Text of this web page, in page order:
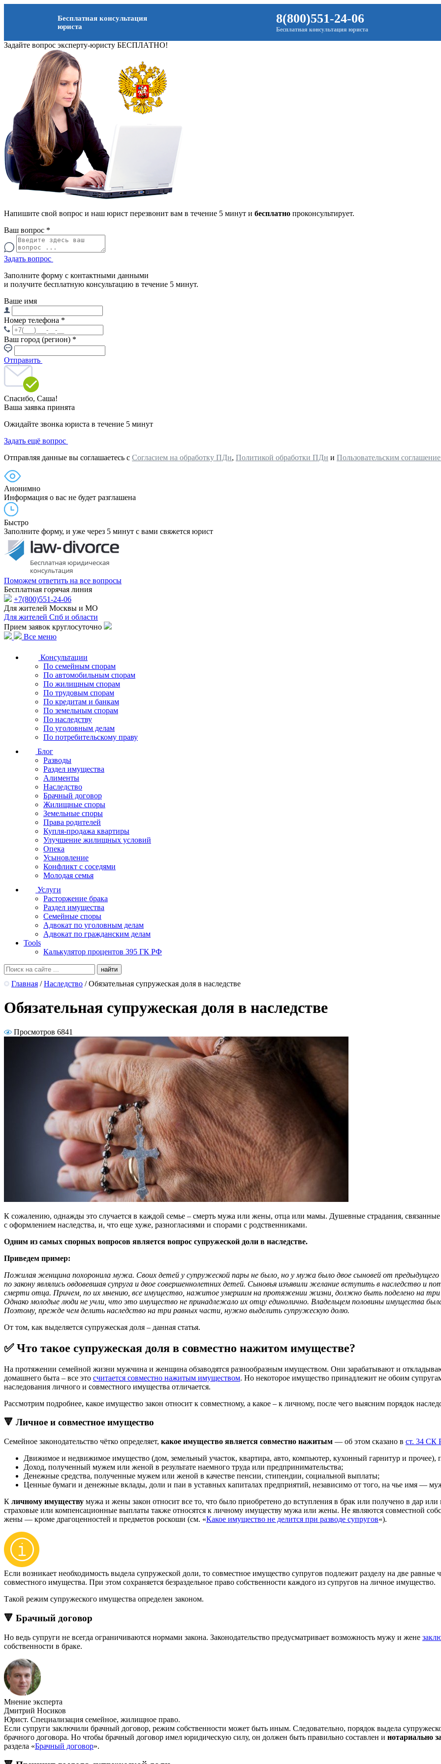
Бесплатная консультация
юриста
8(800)551-24-06
Бесплатная консультация юриста
Задайте вопрос эксперту-юристу БЕСПЛАТНО!
Напишите свой вопрос и наш юрист перезвонит вам в течение 5 минут и бесплатно проконсультирует.
Ваш вопрос *
Задать вопрос
Заполните форму с контактными данными
и получите бесплатную консультацию в течение 5 минут.
Ваше имя
Номер телефона *
Ваш город (регион) *
Отправить
Спасибо, Саша!
Ваша заявка принята
Ожидайте звонка юриста в течение 5 минут
Задать ещё вопрос
Отправляя данные вы соглашаетесь с Согласием на обработку ПДн, Политикой обработки ПДн и Пользовательским
Анонимно
Информация о вас не будет разглашена
Быстро
Заполните форму, и уже через 5 минут с вами свяжется юрист
Поможем ответить на все вопросы
Бесплатная горячая линия
+7(800)551-24-06
Для жителей Москвы и МО
Для жителей Спб и области
Прием заявок круглосуточно
Все меню
Консультации
По семейным спорам
По автомобильным спорам
По жилищным спорам
По трудовым спорам
По кредитам и банкам
По земельным спорам
По наследству
По уголовным делам
По потребительскому праву
Блог
Разводы
Раздел имущества
Алименты
Наследство
Брачный договор
Жилищные споры
Земельные споры
Права родителей
Купля-продажа квартиры
Улучшение жилищных условий
Опека
Усыновление
Конфликт с соседями
Молодая семья
Услуги
Расторжение брака
Раздел имущества
Семейные споры
Адвокат по уголовным делам
Адвокат по гражданским делам
Tools
Калькулятор процентов 395 ГК РФ
Главная / Наследство / Обязательная супружеская доля в наследстве
Обязательная супружеская доля в наследстве
Просмотров 6841
К сожалению, однажды это случается в каждой семье – смерть мужа или жены, отца или мамы. Душевные страдания, связанные
с оформлением наследства, и, что еще хуже, разногласиями и спорами с родственниками.
Одним из самых спорных вопросов является вопрос супружеской доли в наследстве.
Приведем пример:
Пожилая женщина похоронила мужа. Своих детей у супружеской пары не было, но у мужа было двое сыновей от предыдущего
по закону являлись овдовевшая супруга и двое совершеннолетних детей. Сыновья изъявили желание вступить в наследство и
смерти отца. Причем, по их мнению, все имущество, нажитое умершим на протяжении жизни, должно быть поделено на три
Однако молодые люди не учли, что это имущество не принадлежало их отцу единолично. Владельцем половины имущества
Поэтому, прежде чем делить наследство на три равных части, нужно выделить супружескую долю.
От том, как выделяется супружеская доля – данная статья.
✅ Что такое супружеская доля в совместно нажитом имуществе?
На протяжении семейной жизни мужчина и женщина обзаводятся разнообразным имуществом. Они зарабатывают и
домашнего быта – все это считается совместно нажитым имуществом. Но некоторое имущество принадлежит не обоим
наследования личного и совместного имущества отличается.
Рассмотрим подробнее, какое имущество закон относит к совместному, а какое – к личному, после чего выясним порядок
🔻 Личное и совместное имущество
Семейное законодательство чётко определяет, какое имущество является совместно нажитым — об этом сказано в ст. 34 СК
Движимое и недвижимое имущество (дом, земельный участок, квартира, авто, компьютер, кухонный гарнитур и
Доход, полученный мужем или женой в результате наемного труда или предпринимательства;
Денежные средства, полученные мужем или женой в качестве пенсии, стипендии, социальной выплаты;
Ценные бумаги и денежные вклады, доли и паи в уставных капиталах предприятий, независимо от того, на чье имя —
К личному имуществу мужа и жены закон относит все то, что было приобретено до вступления в брак или получено в дар
страховые или компенсационные выплаты также относятся к личному имуществу мужа или жены. Не являются совместной
жены — кроме драгоценностей и предметов роскоши (см. «Какое имущество не делится при разводе супругов«).
Если возникает необходимость выдела супружеской доли, то совместное имущество супругов подлежит разделу на две
совместного имущества. При этом сохраняется безраздельное право собственности каждого из супругов на личное имущество.
Такой режим супружеского имущества определен законом.
🔻 Брачный договор
Но ведь супруги не всегда ограничиваются нормами закона. Законодательство предусматривает возможность мужу и жене
собственности в браке.
Мнение эксперта
Дмитрий Носиков
Юрист. Специализация семейное, жилищное право.
Если супруги заключили брачный договор, режим собственности может быть иным. Следовательно, порядок выдела
брачного договора. Но чтобы брачный договор имел юридическую силу, он должен быть правильно составлен и нотариально
раздела «Брачный договор».